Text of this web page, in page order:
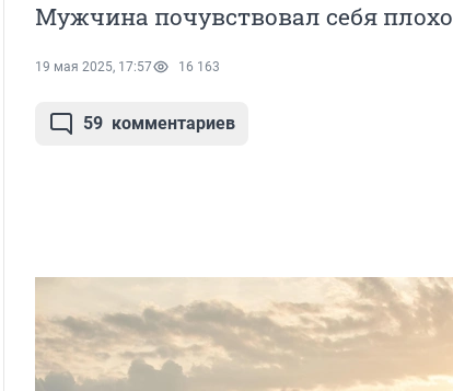
Мужчина почувствовал себя плохо
19 мая 2025, 17:57 16 163
59 комментариев